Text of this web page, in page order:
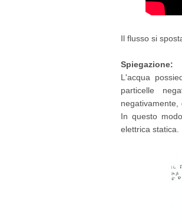
Il flusso si
Spiegazione:
L'acqua
particelle
In questo
elettrica statica.